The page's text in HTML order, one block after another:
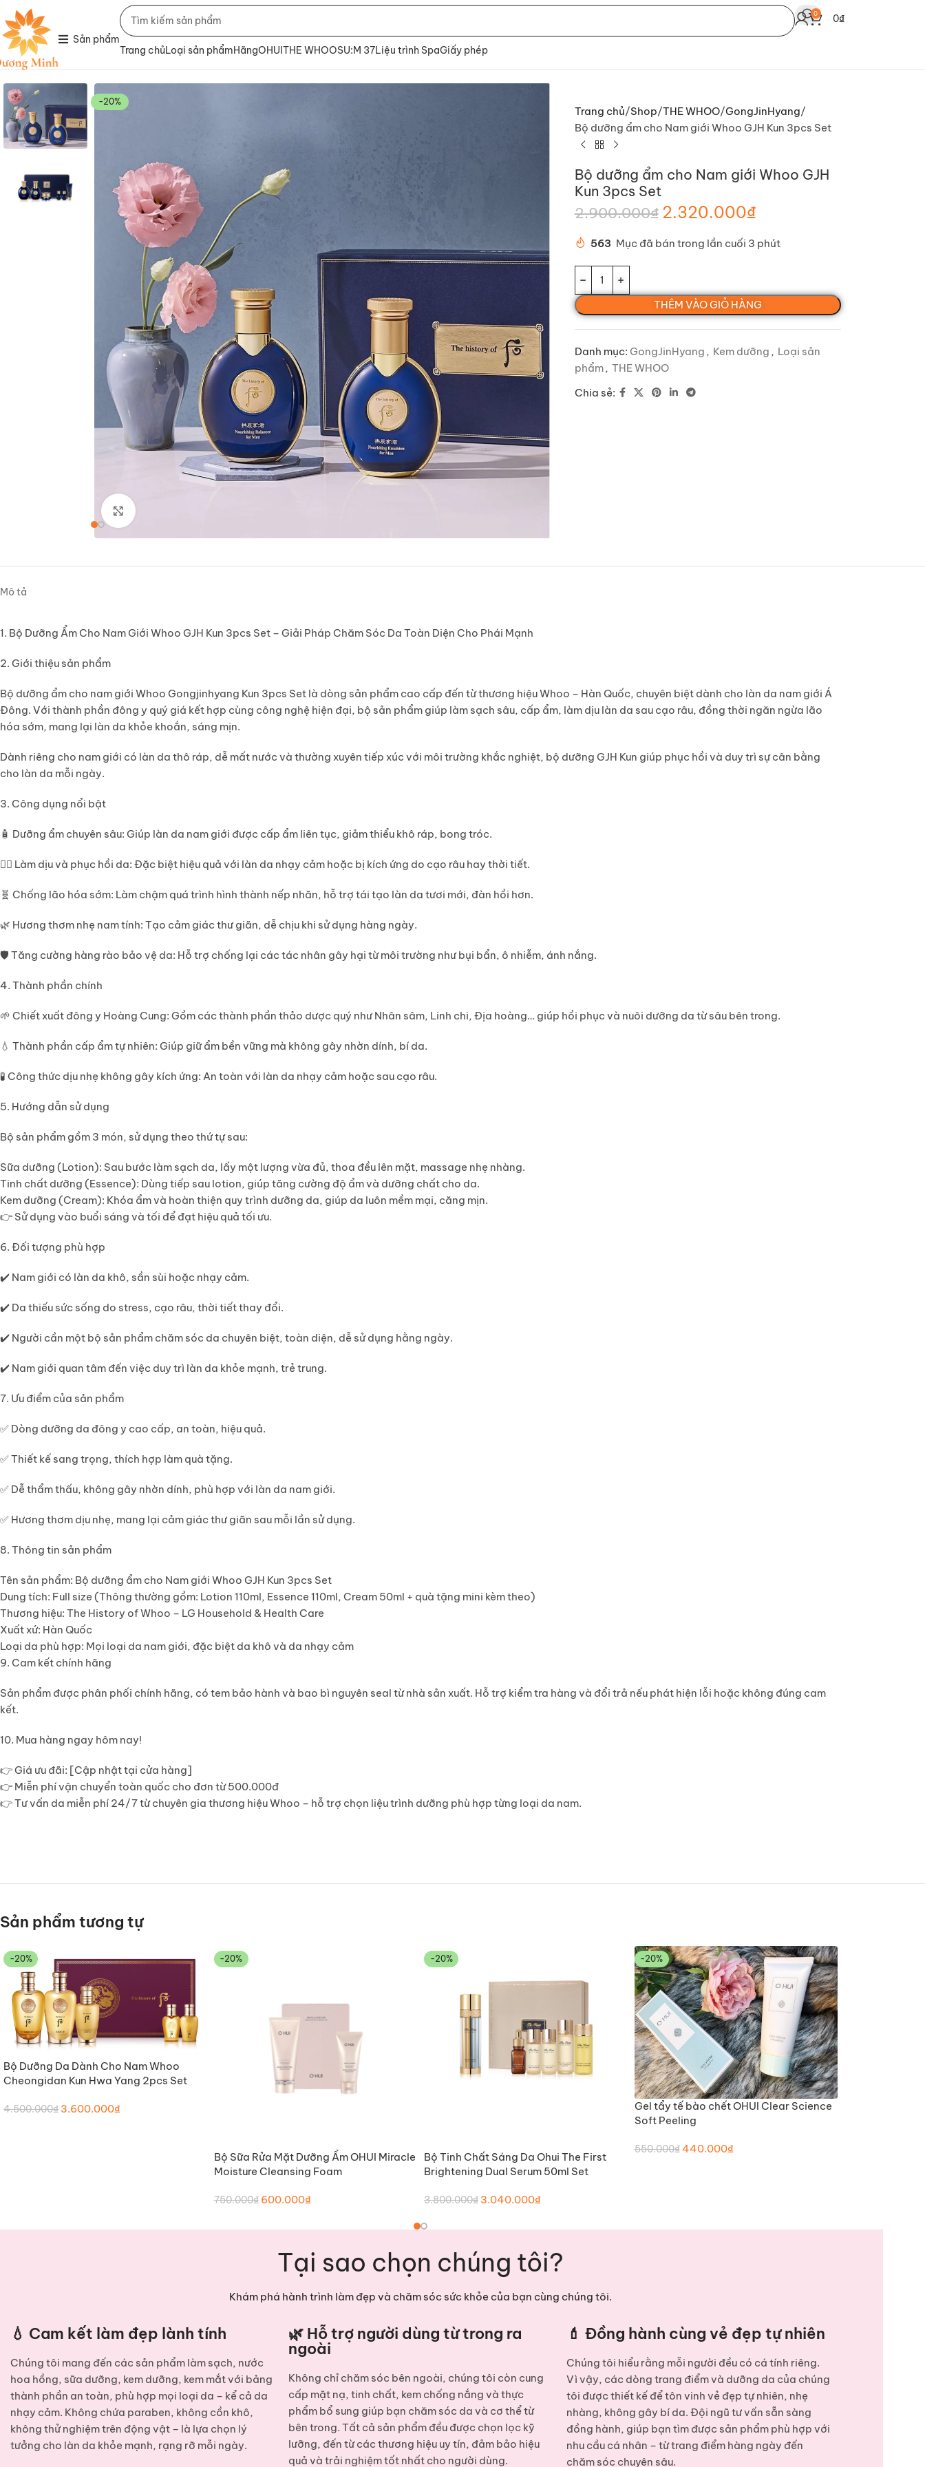
Sản phẩm
Trang chủLoại sản phẩmHãngOHUITHE WHOOSU:M 37Liệu trình SpaGiấy phép
0 0₫
-20%
Trang chủ Shop THE WHOO GongJinHyang
Bộ dưỡng ẩm cho Nam giới Whoo GJH Kun 3pcs Set
Bộ dưỡng ẩm cho Nam giới Whoo GJH
Kun 3pcs Set
2.900.000₫ 2.320.000₫
563 Mục đã bán trong lần cuối 3 phút
THÊM VÀO GIỎ HÀNG
Danh mục: GongJinHyang , Kem dưỡng , Loại sản
phẩm, THE WHOO
Chia sẻ:
Mô tả
1. Bộ Dưỡng Ẩm Cho Nam Giới Whoo GJH Kun 3pcs Set – Giải Pháp Chăm Sóc Da Toàn Diện Cho Phái Mạnh
2. Giới thiệu sản phẩm
Bộ dưỡng ẩm cho nam giới Whoo Gongjinhyang Kun 3pcs Set là dòng sản phẩm cao cấp đến từ thương hiệuWhoo – Hàn Quốc, chuyên biệt dành cho làn da nam giới Á
Đông. Với thành phần đông y quý giá kết hợp cùng công nghệ hiện đại, bộ sản phẩm giúp làm sạch sâu, cấp ẩm, làm dịu làn da sau cạo râu, đồng thời ngăn ngừa lão
hóa sớm, mang lại làn da khỏe khoắn, sáng mịn.
Dành riêng cho nam giới có làn da thô ráp, dễ mất nước và thường xuyên tiếp xúc với môi trường khắc nghiệt, bộ dưỡng GJH Kun giúp phục hồi và duy trì sự cân bằng
cho làn da mỗi ngày.
3. Công dụng nổi bật
🧴 Dưỡng ẩm chuyên sâu: Giúp làn da nam giới được cấp ẩm liên tục, giảm thiểu khô ráp, bong tróc.
🧖‍♂️ Làm dịu và phục hồi da: Đặc biệt hiệu quả với làn da nhạy cảm hoặc bị kích ứng do cạo râu hay thời tiết.
🧬 Chống lão hóa sớm: Làm chậm quá trình hình thành nếp nhăn, hỗ trợ tái tạo làn da tươi mới, đàn hồi hơn.
🌿 Hương thơm nhẹ nam tính: Tạo cảm giác thư giãn, dễ chịu khi sử dụng hàng ngày.
🛡️ Tăng cường hàng rào bảo vệ da: Hỗ trợ chống lại các tác nhân gây hại từ môi trường như bụi bẩn, ô nhiễm, ánh nắng.
4. Thành phần chính
🌱 Chiết xuất đông y Hoàng Cung: Gồm các thành phần thảo dược quý như Nhân sâm, Linh chi, Địa hoàng… giúp hồi phục và nuôi dưỡng da từ sâu bên trong.
💧 Thành phần cấp ẩm tự nhiên: Giúp giữ ẩm bền vững mà không gây nhờn dính, bí da.
🧪 Công thức dịu nhẹ không gây kích ứng: An toàn với làn da nhạy cảm hoặc sau cạo râu.
5. Hướng dẫn sử dụng
Bộ sản phẩm gồm 3 món, sử dụng theo thứ tự sau:
Sữa dưỡng (Lotion): Sau bước làm sạch da, lấy một lượng vừa đủ, thoa đều lên mặt, massage nhẹ nhàng.
Tinh chất dưỡng (Essence): Dùng tiếp sau lotion, giúp tăng cường độ ẩm và dưỡng chất cho da.
Kem dưỡng (Cream): Khóa ẩm và hoàn thiện quy trình dưỡng da, giúp da luôn mềm mại, căng mịn.
👉 Sử dụng vào buổi sáng và tối để đạt hiệu quả tối ưu.
6. Đối tượng phù hợp
✔️ Nam giới có làn da khô, sần sùi hoặc nhạy cảm.
✔️ Da thiếu sức sống do stress, cạo râu, thời tiết thay đổi.
✔️ Người cần một bộ sản phẩm chăm sóc da chuyên biệt, toàn diện, dễ sử dụng hằng ngày.
✔️ Nam giới quan tâm đến việc duy trì làn da khỏe mạnh, trẻ trung.
7. Ưu điểm của sản phẩm
✅ Dòng dưỡng da đông y cao cấp, an toàn, hiệu quả.
✅ Thiết kế sang trọng, thích hợp làm quà tặng.
✅ Dễ thẩm thấu, không gây nhờn dính, phù hợp với làn da nam giới.
✅ Hương thơm dịu nhẹ, mang lại cảm giác thư giãn sau mỗi lần sử dụng.
8. Thông tin sản phẩm
Tên sản phẩm: Bộ dưỡng ẩm cho Nam giới Whoo GJH Kun 3pcs Set
Dung tích: Full size (Thông thường gồm: Lotion 110ml, Essence 110ml, Cream 50ml + quà tặng mini kèm theo)
Thương hiệu: The History of Whoo – LG Household & Health Care
Xuất xứ: Hàn Quốc
Loại da phù hợp: Mọi loại da nam giới, đặc biệt da khô và da nhạy cảm
9. Cam kết chính hãng
Sản phẩm được phân phối chính hãng, có tem bảo hành và bao bì nguyên seal từ nhà sản xuất. Hỗ trợ kiểm tra hàng và đổi trả nếu phát hiện lỗi hoặc không đúng cam
kết.
10. Mua hàng ngay hôm nay!
👉Giá ưu đãi: [Cập nhật tại cửa hàng]
👉 Miễn phí vận chuyển toàn quốc cho đơn từ 500.000đ
👉Tư vấn da miễn phí 24/7từ chuyên gia thương hiệu Whoo – hỗ trợ chọn liệu trình dưỡng phù hợp từng loại da nam.
Sản phẩm tương tự
-20%
THÊM VÀO GIỎ HÀNG
Bộ Dưỡng Da Dành Cho Nam Whoo
Cheongidan Kun Hwa Yang 2pcs Set
4.500.000₫ 3.600.000₫
-20%
THÊM VÀO GIỎ HÀNG
Bộ Sữa Rửa Mặt Dưỡng Ẩm OHUI Miracle
Moisture Cleansing Foam
750.000₫ 600.000₫
-20%
THÊM VÀO GIỎ HÀNG
Bộ Tinh Chất Sáng Da Ohui The First
Brightening Dual Serum 50ml Set
3.800.000₫ 3.040.000₫
-20%
THÊM VÀO GIỎ HÀNG
Gel tẩy tế bào chết OHUI Clear Science
Soft Peeling
550.000₫440.000₫
Tại sao chọn chúng tôi?
Khám phá hành trình làm đẹp và chăm sóc sức khỏe của bạn cùng chúng tôi.
💧 Cam kết làm đẹp lành tính
Chúng tôi mang đến các sản phẩm làm sạch, nước
hoa hồng, sữa dưỡng, kem dưỡng, kem mắtvới bảng
thành phần an toàn, phù hợp mọi loại da – kể cả da
nhạy cảm. Không chứa paraben, không cồn khô,
không thử nghiệm trên động vật – là lựa chọn lý
tưởng cho làn da khỏe mạnh, rạng rỡ mỗi ngày.
🌿 Hỗ trợ người dùng từ trong ra
ngoài
Không chỉ chăm sóc bên ngoài, chúng tôi còn cung
cấp mặt nạ, tinh chất, kem chống nắng và thực
phẩm bổ sung giúp bạn chăm sóc da và cơ thể từ
bên trong. Tất cả sản phẩm đều được chọn lọc kỹ
lưỡng, đến từ các thương hiệu uy tín, đảm bảo hiệu
quả và trải nghiệm tốt nhất cho người dùng.
💄 Đồng hành cùng vẻ đẹp tự nhiên
Chúng tôi hiểu rằng mỗi người đều có cá tính riêng.
Vì vậy, các dòng trang điểm và dưỡng da của chúng
tôi được thiết kế để tôn vinh vẻ đẹp tự nhiên, nhẹ
nhàng, không gây bí da. Đội ngũ tư vấn sẵn sàng
đồng hành, giúp bạn tìm được sản phẩm phù hợp với
nhu cầu cá nhân – từ trang điểm hàng ngày đến
chăm sóc chuyên sâu.